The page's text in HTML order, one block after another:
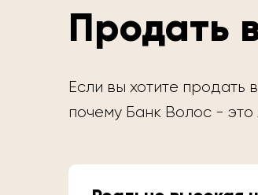
Продать
Если вы хотите продать
почему Банк Волос -